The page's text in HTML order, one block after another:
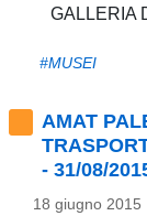
GALLERIA
#MUSEI
AMAT
- 31/08/
18 giugno 2015